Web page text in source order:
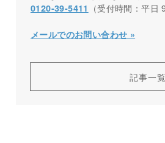
0120-39-5411 （受付時間：平日
メールでのお問い合わせ »
記事一